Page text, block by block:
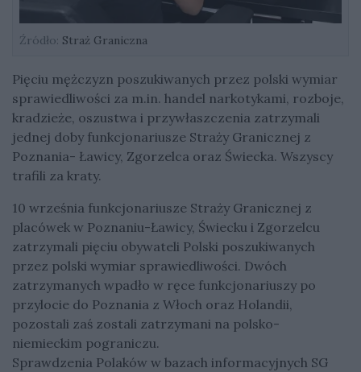
Źródło: Straż Graniczna
Pięciu mężczyzn poszukiwanych przez polski wymiar
sprawiedliwości za m.in. handel narkotykami, rozboje,
kradzieże, oszustwa i przywłaszczenia zatrzymali
jednej doby funkcjonariusze Straży Granicznej z
Poznania- Ławicy, Zgorzelca oraz Świecka. Wszyscy
trafili za kraty.
10 września funkcjonariusze Straży Granicznej z
placówek w Poznaniu-Ławicy, Świecku i Zgorzelcu
zatrzymali pięciu obywateli Polski poszukiwanych
przez polski wymiar sprawiedliwości. Dwóch
zatrzymanych wpadło w ręce funkcjonariuszy po
przylocie do Poznania z Włoch oraz Holandii,
pozostali zaś zostali zatrzymani na polsko-
niemieckim pograniczu.
Sprawdzenia Polaków w bazach informacyjnych SG